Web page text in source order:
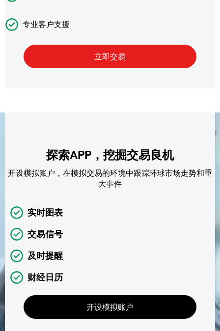
专业客户支援
探索APP，挖掘交易良机
开设模拟账户，在模拟交易的环境中跟踪环球市场走势和重
大事件
实时图表
交易信号
及时提醒
财经日历